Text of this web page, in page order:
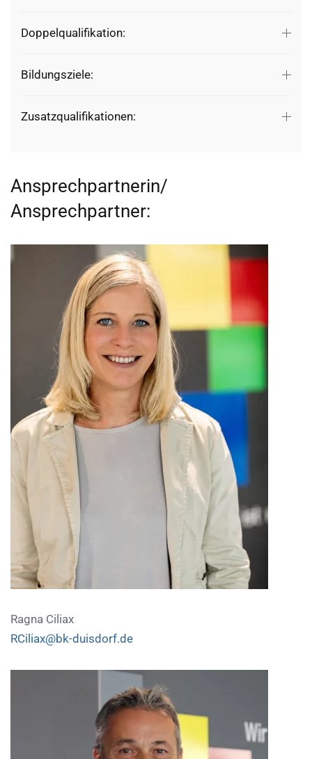
Doppelqualifikation:
Bildungsziele:
Zusatzqualifikationen:
Ansprechpartnerin/
Ansprechpartner:
Ragna Ciliax
RCiliax@bk-duisdorf.de